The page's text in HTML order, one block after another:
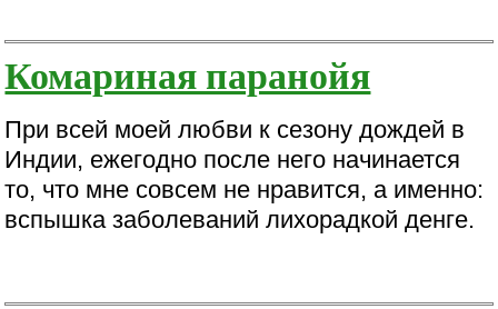
Комариная паранойя
При всей моей любви к сезону дождей в
Индии, ежегодно после него начинается
то, что мне совсем не нравится, а именно:
вспышка заболеваний лихорадкой денге.